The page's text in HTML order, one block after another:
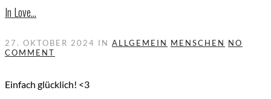
In Love…
27. OKTOBER 2024 IN ALLGEMEIN MENSCHEN NO
COMMENT
Einfach glücklich! <3